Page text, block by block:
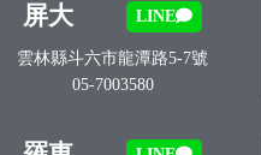
屏大 LINE
雲林縣斗六市龍潭路5-7號
05-7003580